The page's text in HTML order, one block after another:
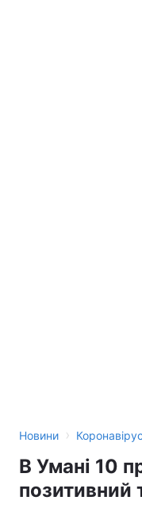
Новини › Коронавірус
В Умані 10
позитивний